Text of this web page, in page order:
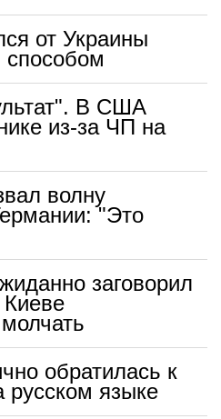
от Украины
В США
из-за ЧП на
волну
"Это
заговорил
обратилась к
русском языке